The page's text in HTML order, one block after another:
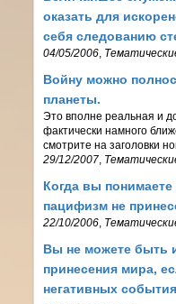
оказать для
себя следованию
04/05/2006
Войну можно
планеты.
Это вполне реальная и
фактически намного
смотрите на заголовки
29/12/2007
Когда вы
пацифизм не
22/10/2006
Вы не можете быть
принесения мира,
негативных